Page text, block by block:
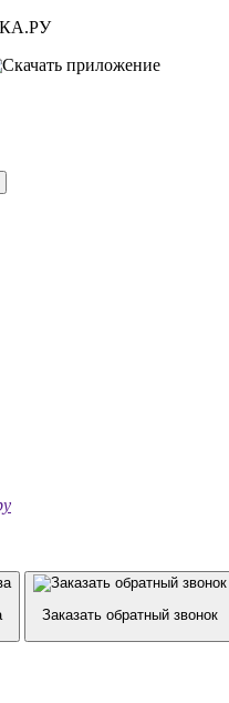
Заказать обратный звонок